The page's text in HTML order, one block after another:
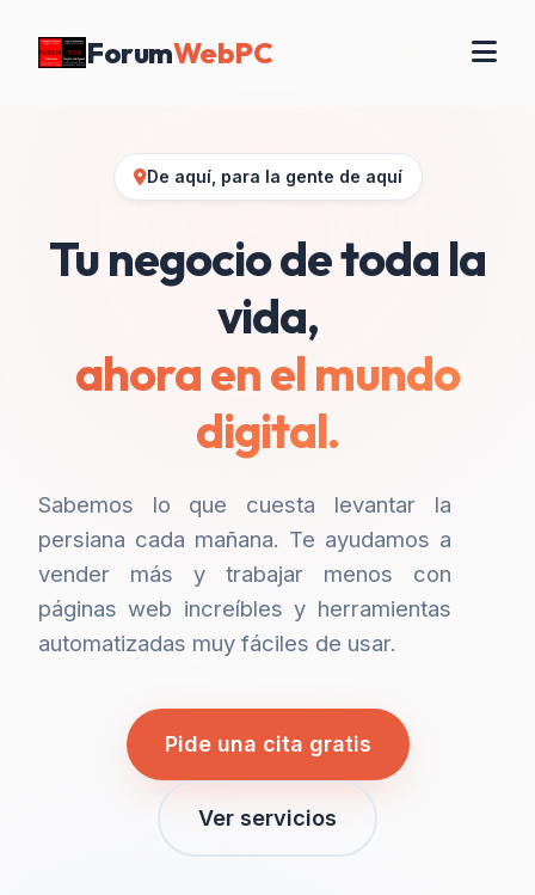
ForumWebPC
De aquí, para la gente de aquí
Tu negocio de toda la
vida,
ahora en el mundo
digital.
Sabemos lo que cuesta levantar la
persiana cada mañana. Te ayudamos a
vender más y trabajar menos con
páginas web increíbles y herramientas
automatizadas muy fáciles de usar.
Pide una cita gratis
Ver servicios